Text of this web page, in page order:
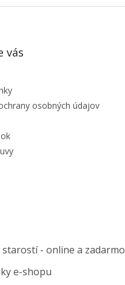
vás
osobných údajov
- online a zadarmo
e-shopu